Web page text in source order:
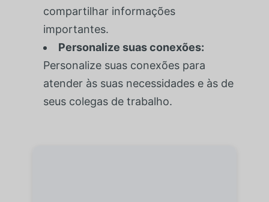
compartilhar informações
importantes.
Personalize suas conexões:
Personalize suas conexões para
atender às suas necessidades e às de
seus colegas de trabalho.